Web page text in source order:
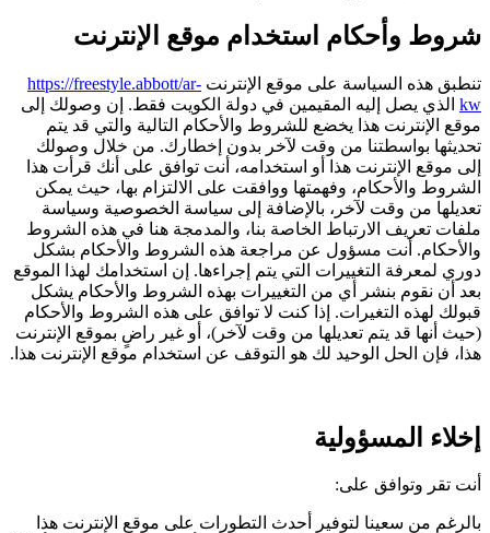
شروط وأحكام استخدام موقع الإنترنت
تنطبق هذه السياسة على موقع الإنترنت https://freestyle.abbott/ar-
kw الذي يصل إليه المقيمين في دولة الكويت فقط. إن وصولك إلى
موقع الإنترنت هذا يخضع للشروط والأحكام التالية والتي قد يتم
تحديثها بواسطتنا من وقت لآخر بدون إخطارك. من خلال وصولك
إلى موقع الإنترنت هذا أو استخدامه، أنت توافق على أنك قرأت هذا
الشروط والأحكام، وفهمتها ووافقت على الالتزام بها، حيث يمكن
تعديلها من وقت لآخر، بالإضافة إلى سياسة الخصوصية وسياسة
ملفات تعريف الارتباط الخاصة بنا، والمدمجة هنا في هذه الشروط
والأحكام. أنت مسؤول عن مراجعة هذه الشروط والأحكام بشكل
دوري لمعرفة التغييرات التي يتم إجراءها. إن استخدامك لهذا الموقع
بعد أن نقوم بنشر أي من التغييرات بهذه الشروط والأحكام يشكل
قبولك لهذه التغيرات. إذا كنت لا توافق على هذه الشروط والأحكام
(حيث أنها قد يتم تعديلها من وقت لآخر)، أو غير راضٍ بموقع الإنترنت
هذا، فإن الحل الوحيد لك هو التوقف عن استخدام موقع الإنترنت هذا.
إخلاء المسؤولية
أنت تقر وتوافق على:
بالرغم من سعينا لتوفير أحدث التطورات على موقع الإنترنت هذا